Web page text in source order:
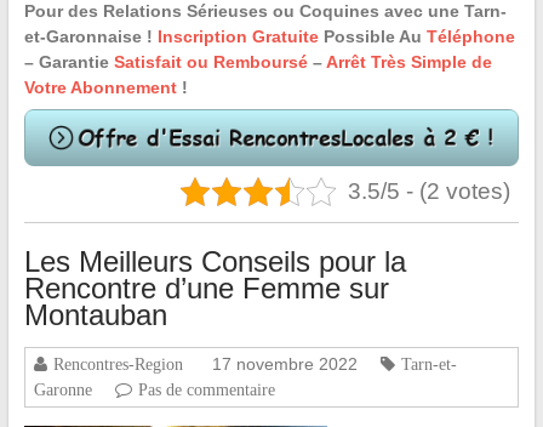
Pour des Relations Sérieuses ou Coquines avec une Tarn-
et-Garonnaise ! Inscription GratuitePossible Au Téléphone
– Garantie Satisfait ou Remboursé–Arrêt Très Simple de
Votre Abonnement!
3.5/5 - (2 votes)
Les Meilleurs Conseils pour la
Rencontre d’une Femme sur
Montauban
Rencontres-Region 17 novembre 2022
Tarn-et-
Garonne
Pas de commentaire